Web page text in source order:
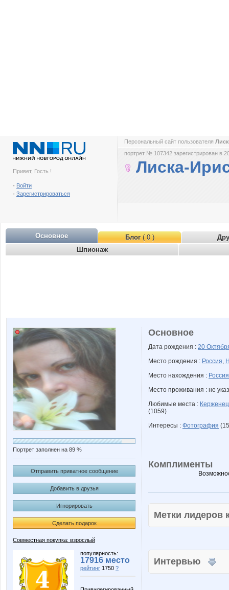
Привет, Гость !
- Войти
- Зарегистрироваться
Персональный сайт пользователя
портрет № 107342 зарегистрирован в
Лиска-
Основное Блог( 0 )
Шпионаж
Портрет заполнен на 89 %
Отправить приватное сообщение
Добавить в друзья
Игнорировать
Сделать подарок
Совместная покупка: взрослый
популярность:
17916 место
рейтинг 1750 ?
Основное
Дата рождения : 20
Место рождения : Россия,
Место нахождения : Россия
Место проживания : не
Любимые места : Керженец
(1059)
Интересы : Фотография
Комплименты
Метки
Интервью